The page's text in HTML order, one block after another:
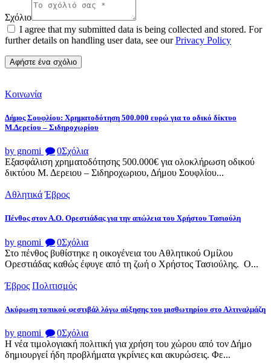
Σχόλιο
I agree that my submitted data is being collected and stored. For
further details on handling user data, see ourPrivacy Policy
Κοινωνία
Δήμος Σουφλίου: Χρηματοδότηση 500.000 ευρώ για το οδικό δίκτυο
Μ.Δερείου – Σιδηροχωρίου
by gnomi 0Σχόλια
Εξασφάλιση χρηματοδότησης 500.000€ για ολοκλήρωση οδικού
δικτύου Μ. Δερειου – Σιδηροχωριου, Δήμου Σουφλίου...
Αθλητικά Έβρος
Πένθος στον Α.Ο. Ορεστιάδας για την απώλεια του Χρήστου Τασιούλη
by gnomi 0Σχόλια
Στο πένθος βυθίστηκε η οικογένεια του Αθλητικού Ομίλου
Ορεστιάδας καθώς έφυγε από τη ζωή ο Χρήστος Τασιούλης. Ο...
Έβρος Πολιτισμός
Ακύρωση τοπικού φεστιβάλ λόγω αύξησης του μισθωτηρίου στο Αλτιναλμάζη
by gnomi 0Σχόλια
Η νέα τιμολογιακή πολιτική για χρήση του χώρου από τον Δήμο
δημιουργεί ήδη προβλήματα γκρίνιες και ακυρώσεις. Φε...